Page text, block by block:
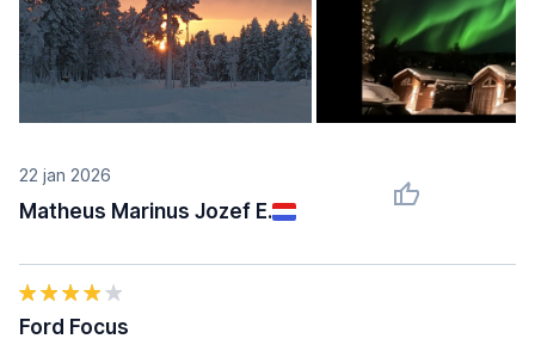
22 jan 2026
Matheus Marinus Jozef E.
Ford Focus